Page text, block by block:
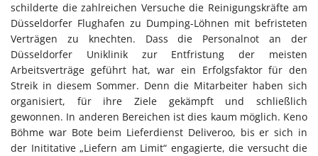
schilderte die zahlreichen Versuche die Reinigungskräfte am
Düsseldorfer Flughafen zu Dumping-Löhnen mit befristeten
Verträgen zu knechten. Dass die Personalnot an der
Düsseldorfer Uniklinik zur Entfristung der meisten
Arbeitsverträge geführt hat, war ein Erfolgsfaktor für den
Streik in diesem Sommer. Denn die Mitarbeiter haben sich
organisiert, für ihre Ziele gekämpft und schließlich
gewonnen. In anderen Bereichen ist dies kaum möglich. Keno
Böhme war Bote beim Lieferdienst Deliveroo, bis er sich in
der Inititative „Liefern am Limit“ engagierte, die versucht die